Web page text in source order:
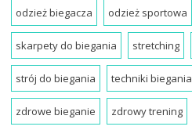
odzież biegacza odzież sportowa
skarpety do biegania stretching
strój do biegania techniki biegania
zdrowe bieganie zdrowy trening